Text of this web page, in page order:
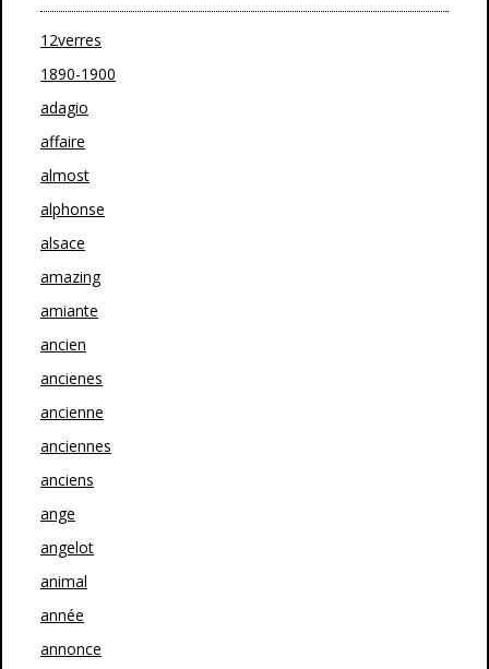
12verres
1890-1900
adagio
affaire
almost
alphonse
alsace
amazing
amiante
ancien
ancienes
ancienne
anciennes
anciens
ange
angelot
animal
année
annonce